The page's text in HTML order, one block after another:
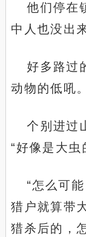
他们停在
中人也没出
好多路过
动物的低吼。
个别进过
“好像是大虫
“怎么可
猎户就算带
猎杀后的，